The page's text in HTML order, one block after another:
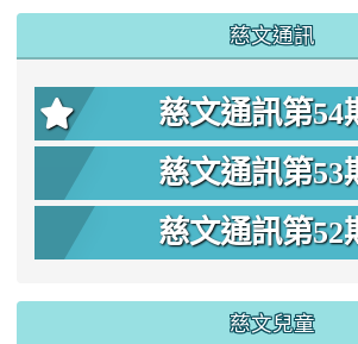
慈文通訊
慈文通訊第54
慈文通訊第53
慈文通訊第52
慈文兒童